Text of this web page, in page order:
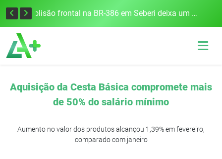
União Frederiquense vence o Gramadense fora de casa e assume a terceira posição na Divisão de Acesso Colisão frontal na BR-386 em Seberi deixa um morto e quatro feridos
Aquisição da Cesta Básica compromete mais
de 50% do salário mínimo
Aumento no valor dos produtos alcançou 1,39% em fevereiro,
comparado com janeiro